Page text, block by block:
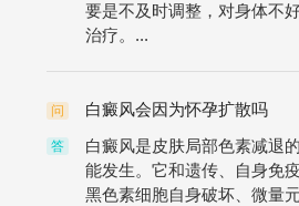
要是不及时调整，对身体不
治疗。...
问 白癜风会因为怀孕扩散吗
答
白癜风是皮肤局部色素减退
能发生。它和遗传、自身免
黑色素细胞自身破坏、微量